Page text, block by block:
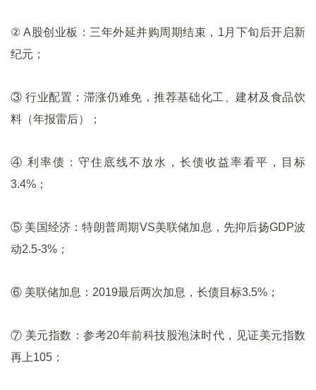
② A股创业板：三年外延并购周期结束，1月下旬后开启新
纪元；
③ 行业配置：滞涨仍难免，推荐基础化工、建材及食品饮
料（年报雷后）；
④ 利率债：守住底线不放水，长债收益率看平，目标
3.4%；
⑤ 美国经济：特朗普周期VS美联储加息，先抑后扬GDP波
动2.5-3%；
⑥ 美联储加息：2019最后两次加息，长债目标3.5%；
⑦ 美元指数：参考20年前科技股泡沫时代，见证美元指数
再上105；